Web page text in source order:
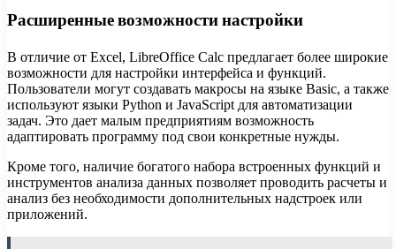
Расширенные возможности настройки
В отличие от Excel, LibreOffice Calc предлагает более широкие
возможности для настройки интерфейса и функций.
Пользователи могут создавать макросы на языке Basic, а также
используют языки Python и JavaScript для автоматизации
задач. Это дает малым предприятиям возможность
адаптировать программу под свои конкретные нужды.
Кроме того, наличие богатого набора встроенных функций и
инструментов анализа данных позволяет проводить расчеты и
анализ без необходимости дополнительных надстроек или
приложений.